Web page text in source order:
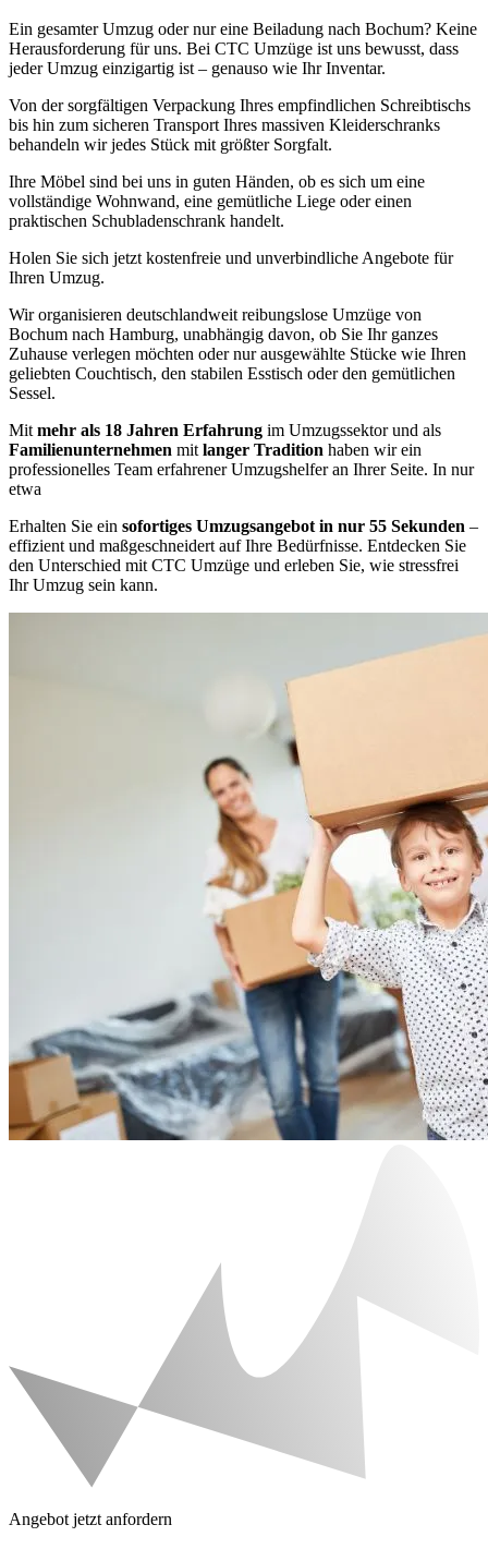
Ein gesamter Umzug oder nur eine Beiladung nach Bochum? Keine
Herausforderung für uns. Bei CTC Umzüge ist uns bewusst, dass
jeder Umzug einzigartig ist – genauso wie Ihr Inventar.
Von der sorgfältigen Verpackung Ihres empfindlichen Schreibtischs
bis hin zum sicheren Transport Ihres massiven Kleiderschranks
behandeln wir jedes Stück mit größter Sorgfalt.
Ihre Möbel sind bei uns in guten Händen, ob es sich um eine
vollständige Wohnwand, eine gemütliche Liege oder einen
praktischen Schubladenschrank handelt.
Holen Sie sich jetzt kostenfreie und unverbindliche Angebote für
Ihren Umzug.
Wir organisieren deutschlandweit reibungslose Umzüge von
Bochum nach Hamburg, unabhängig davon, ob Sie Ihr ganzes
Zuhause verlegen möchten oder nur ausgewählte Stücke wie Ihren
geliebten Couchtisch, den stabilen Esstisch oder den gemütlichen
Sessel.
Mit mehr als 18 Jahren Erfahrung im Umzugssektor und als
Familienunternehmen mit langer Tradition haben wir ein
professionelles Team erfahrener Umzugshelfer an Ihrer Seite. In nur
etwa
Erhalten Sie ein sofortiges Umzugsangebot in nur 55 Sekunden –
effizient und maßgeschneidert auf Ihre Bedürfnisse. Entdecken Sie
den Unterschied mit CTC Umzüge und erleben Sie, wie stressfrei
Ihr Umzug sein kann.
Angebot jetzt anfordern